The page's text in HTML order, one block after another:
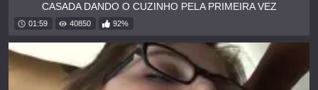
CASADA DANDO O CUZINHO PELA PRIMEIRA VEZ
01:59 40850 92%